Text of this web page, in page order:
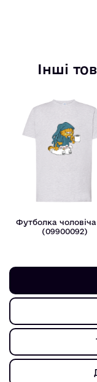
Інші
Футболка
(09900092)